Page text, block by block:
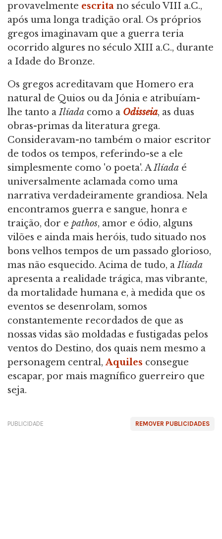
provavelmente escrita no século VIII a.C.,
após uma longa tradição oral. Os próprios
gregos imaginavam que a guerra teria
ocorrido algures no século XIII a.C., durante
a Idade do Bronze.
Os gregos acreditavam que Homero era
natural de Quios ou da Jónia e atribuíam-
lhe tanto aIlíada como a Odisseia, as duas
obras-primas da literatura grega.
Consideravam-no também o maior escritor
de todos os tempos, referindo-se a ele
simplesmente como 'o poeta'. AIlíada é
universalmente aclamada como uma
narrativa verdadeiramente grandiosa. Nela
encontramos guerra e sangue, honra e
traição, dor e pathos, amor e ódio, alguns
vilões e ainda mais heróis, tudo situado nos
bons velhos tempos de um passado glorioso,
mas não esquecido. Acima de tudo, aIlíada
apresenta a realidade trágica, mas vibrante,
da mortalidade humana e, à medida que os
eventos se desenrolam, somos
constantemente recordados de que as
nossas vidas são moldadas e fustigadas pelos
ventos do Destino, dos quais nem mesmo a
personagem central,Aquiles consegue
escapar, por mais magnífico guerreiro que
seja.
REMOVER PUBLICIDADES
PUBLICIDADE